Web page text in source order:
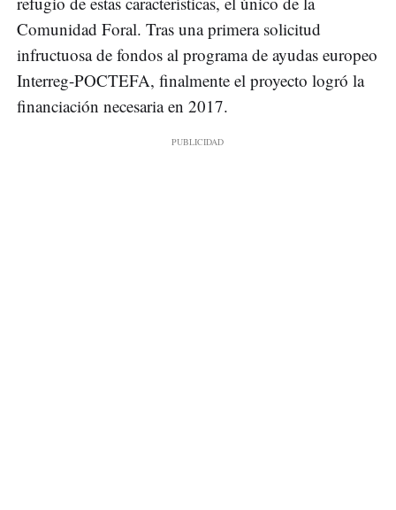
Comunidad Foral. Tras una primera solicitud
infructuosa de fondos al programa de ayudas europeo
Interreg-POCTEFA, finalmente el proyecto logró la
financiación necesaria en 2017.